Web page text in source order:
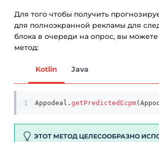
Для того чтобы получить
для полноэкранной рекламы для
блока в очереди на опрос, вы можете
метод:
Kotlin Java
Appodeal . getPredictedEcpm(
ЭТОТ МЕТОД ЦЕЛЕСООБРАЗНО